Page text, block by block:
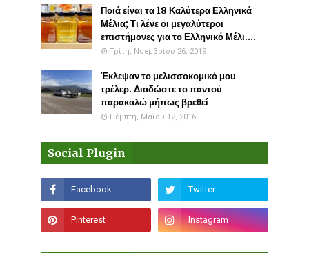
Ποιά είναι τα 18 Καλύτερα Ελληνικά
Μέλια; Τι λένε οι μεγαλύτεροι
επιστήμονες για το Ελληνικό Μέλι....
Τρίτη, Νοεμβρίου 26, 2019
Έκλεψαν το μελισσοκομικό μου
τρέλερ. Διαδώστε το παντού
παρακαλώ μήπως βρεθεί
Πέμπτη, Μαΐου 12, 2016
Social Plugin